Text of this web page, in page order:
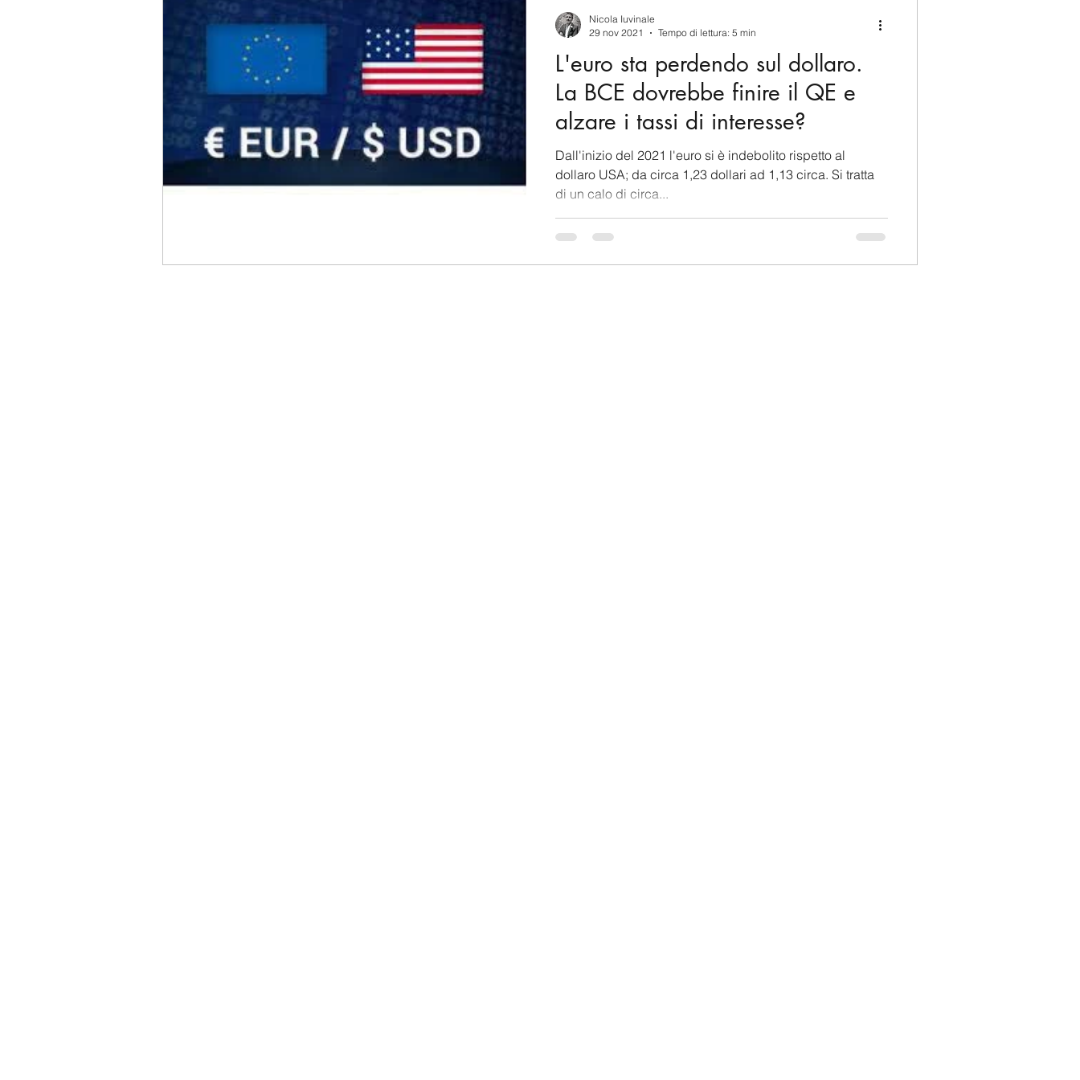
Sicurezza Nazionale CyberSecurity
Indo-Pacifico Medio Oriente Cina Francia USA Nuova Zelanda Russia
Giappone India Corea del Nord Corea del Sud Italia Australia Germania
Perù Alaska
L'euro sta perdendo sul dollaro.
La BCE dovrebbe finire il QE e
alzare i tassi di interesse?
Dall'inizio del 2021 l'euro si è indebolito rispetto al
dollaro USA; da circa 1,23 dollari ad 1,13 circa. Si tratta
di un calo di circa...
Nicola Iuvinale
29 nov 2021
Tempo di lettura: 5 min